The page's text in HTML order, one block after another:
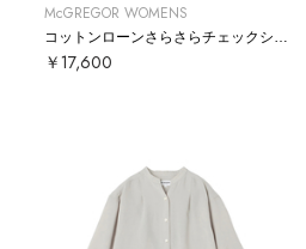
McGREGOR WOMENS
￥17,600